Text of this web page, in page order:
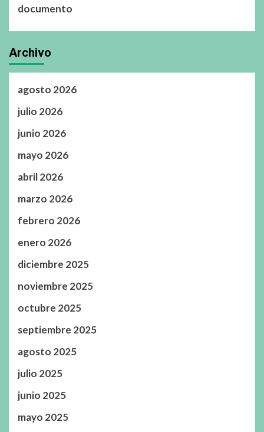
documento
Archivo
agosto 2026
julio 2026
junio 2026
mayo 2026
abril 2026
marzo 2026
febrero 2026
enero 2026
diciembre 2025
noviembre 2025
octubre 2025
septiembre 2025
agosto 2025
julio 2025
junio 2025
mayo 2025